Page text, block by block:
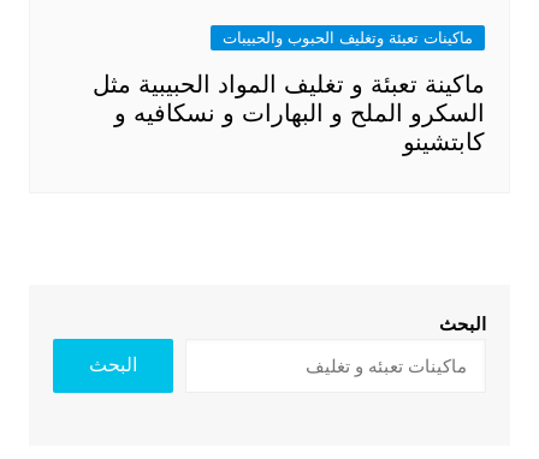
ماكينات تعبئة وتغليف الحبوب والحبيبات
ماكينة تعبئة و تغليف المواد الحبيبية مثل
السكرو الملح و البهارات و نسكافيه و
كابتشينو
البحث
البحث